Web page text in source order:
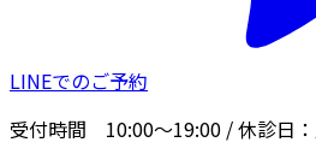
LINEでのご予約
受付時間 10:00〜19:00 / 休診日：